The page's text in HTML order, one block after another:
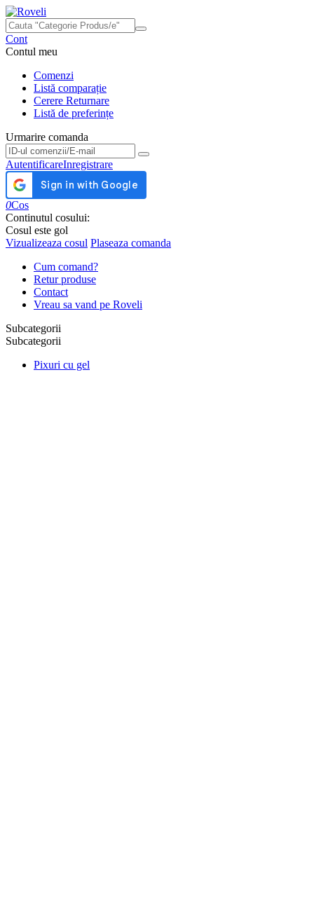
Cont
Contul meu
Comenzi
Listă comparație
Cerere Returnare
Listă de preferințe
Urmarire comanda
Urmarire comanda
AutentificareInregistrare
0Cos
Continutul cosului:
Cosul este gol
Vizualizeaza cosul Plaseaza comanda
Cum comand?
Retur produse
Contact
Vreau sa vand pe Roveli
Subcategorii
Subcategorii
Pixuri cu gel